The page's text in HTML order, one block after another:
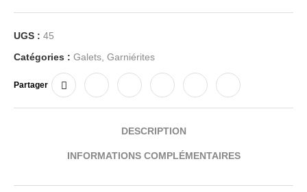
UGS : 45
Catégories : Galets Garniérites
Partager
DESCRIPTION
INFORMATIONS COMPLÉMENTAIRES